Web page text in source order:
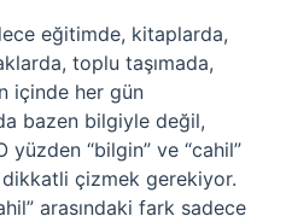
eğitimde, kitaplarda,
toplu taşımada,
içinde her gün
bazen bilgiyle değil,
yüzden “bilgin” ve “cahil”
dikkatli çizmek gerekiyor.
arasındaki fark sadece